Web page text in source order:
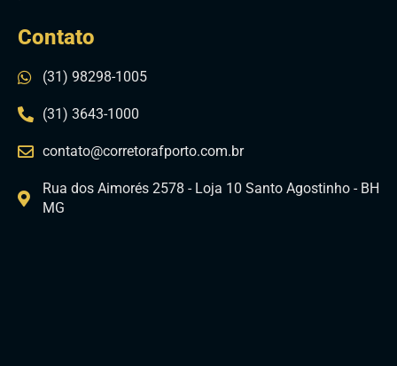
Contato
(31) 98298-1005
(31) 3643-1000
contato@corretorafporto.com.br
Rua dos Aimorés 2578 - Loja 10 Santo Agostinho - BH
MG